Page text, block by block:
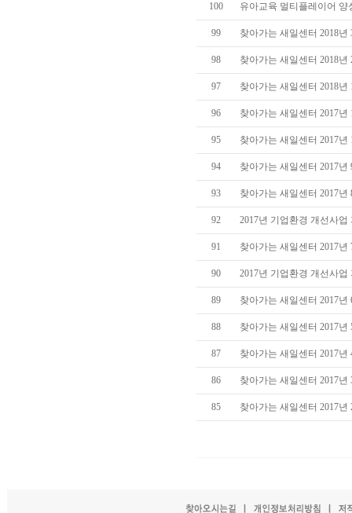
100 유아교육 멀티플레이어
99 찾아가는 새일센터 2018년
98 찾아가는 새일센터 2018년
97 찾아가는 새일센터 2018년
96 찾아가는 새일센터 2017년
95 찾아가는 새일센터 2017년
94 찾아가는 새일센터 2017년
93 찾아가는 새일센터 2017년
92 2017년 기업환경 개선사
91 찾아가는 새일센터 2017년
90 2017년 기업환경 개선사
89 찾아가는 새일센터 2017년
88 찾아가는 새일센터 2017년
87 찾아가는 새일센터 2017년
86 찾아가는 새일센터 2017년
85 찾아가는 새일센터 2017년